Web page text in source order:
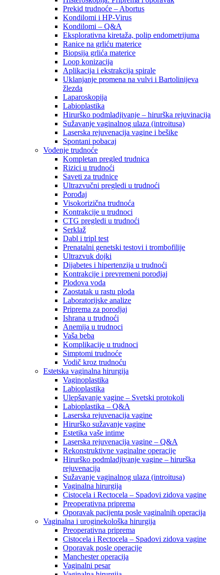
Prekid trudnoće – Abortus
Kondilomi i HP-Virus
Kondilomi – Q&A
Eksplorativna kiretaža, polip endometrijuma
Ranice na grliću materice
Biopsija grlića materice
Loop konizacija
Aplikacija i ekstrakcija spirale
Uklanjanje promena na vulvi i Bartolinijeva
žlezda
Laparoskopija
Labioplastika
Hirurško podmladjivanje – hirurška rejuvinacija
Sužavanje vaginalnog ulaza (introitusa)
Laserska rejuvenacija vagine i bešike
Spontani pobacaj
Vođenje trudnoće
Kompletan pregled trudnica
Rizici u trudnoći
Saveti za trudnice
Ultrazvučni pregledi u trudnoći
Porođaj
Visokorizična trudnoća
Kontrakcije u trudnoci
CTG pregledi u trudnoći
Serklaž
Dabl i tripl test
Prenatalni genetski testovi i trombofilije
Ultrazvuk dojki
Dijabetes i hipertenzija u trudnoći
Kontrakcije i prevremeni porodjaj
Plodova voda
Zaostatak u rastu ploda
Laboratorijske analize
Priprema za porodjaj
Ishrana u trudnoći
Anemija u trudnoci
Vaša beba
Komplikacije u trudnoci
Simptomi trudnoće
Vodič kroz trudnoću
Estetska vaginalna hirurgija
Vaginoplastika
Labioplastika
Ulepšavanje vagine – Svetski protokoli
Labioplastika – Q&A
Laserska rejuvenacija vagine
Hirurško sužavanje vagine
Estetika vaše intime
Laserska rejuvenacija vagine – Q&A
Rekonstruktivne vaginalne operacije
Hirurško podmladjivanje vagine – hirurška
rejuvenacija
Sužavanje vaginalnog ulaza (introitusa)
Vaginalna hirurgija
Cistocela i Rectocela – Spadovi zidova vagine
Preoperativna priprema
Oporavak pacijenta posle vaginalnih operacija
Vaginalna i uroginekološka hirurgija
Preoperativna priprema
Cistocela i Rectocela – Spadovi zidova vagine
Oporavak posle operacije
Manchester operacija
Vaginalni pesar